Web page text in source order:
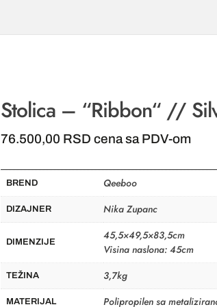
Stolica – “Ribbon“ //
76.500,00 RSD cena sa PDV-om
BREND Qeeboo
DIZAJNER Nika Zupanc
DIMENZIJE
45,5×49,5×83,5cm
Visina naslona: 45cm
TEŽINA 3,7kg
MATERIJAL Polipropilen sa